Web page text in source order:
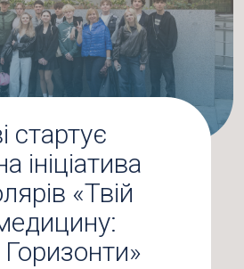
стартує
ініціатива
«Твій
Горизонти»